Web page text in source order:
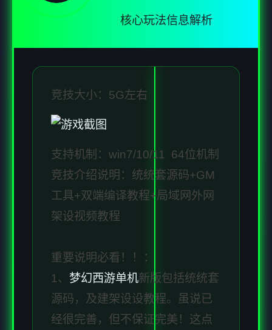
核心玩法信息解析
竞技大小：5G左右
支持机制：win7/10/11 64位机制
竞技介绍说明：统统套源码+GM
工具+双端编译教程+局域网外网
架设视频教程
重要说明必看！！：
1、 梦幻西游单机新版包括统统套
源码，及建架设设教程。虽说已
经很完善，但不保证完美！这点